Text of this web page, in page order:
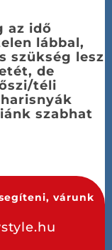
az idő
lábbal,
szükség lesz
de
téli
szabhat
várunk